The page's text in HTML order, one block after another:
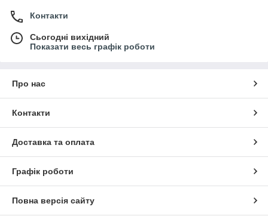
Контакти
Сьогодні вихідний
Показати весь графік роботи
Про нас
Контакти
Доставка та оплата
Графік роботи
Повна версія сайту